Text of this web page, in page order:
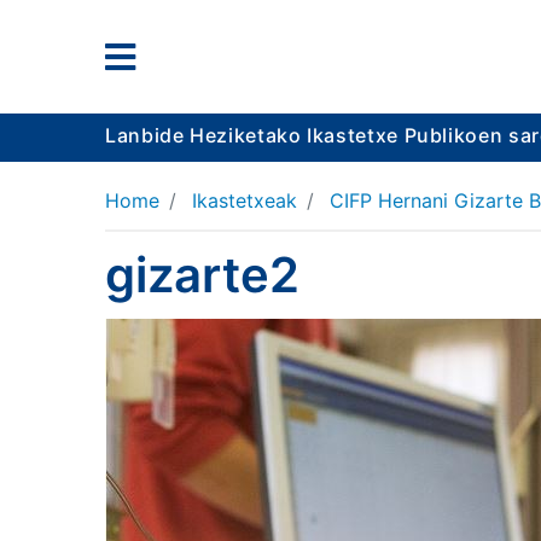
Lanbide Heziketako Ikastetxe Publikoen
Home Ikastetxeak CIFP Hernani Gizarte
gizarte2